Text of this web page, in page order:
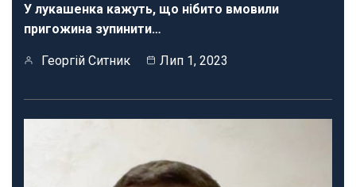
У лукашенка кажуть, що нібито вмовили
пригожина зупинити…
Георгій Ситник Лип 1, 2023